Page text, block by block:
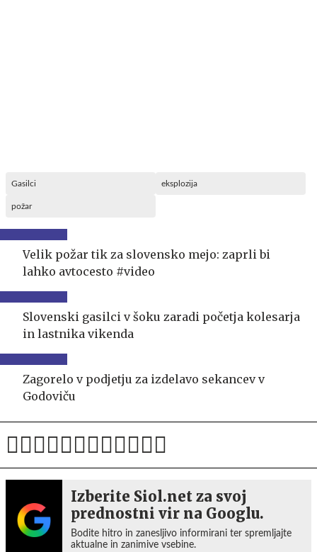
Gasilci eksplozija
požar
Velik požar tik za slovensko mejo: zaprli bi
lahko avtocesto #video
Slovenski gasilci v šoku zaradi početja kolesarja
in lastnika vikenda
Zagorelo v podjetju za izdelavo sekancev v
Godoviču
Izberite Siol.net za svoj
prednostni vir na Googlu.
Bodite hitro in zanesljivo informirani ter spremljajte
aktualne in zanimive vsebine.